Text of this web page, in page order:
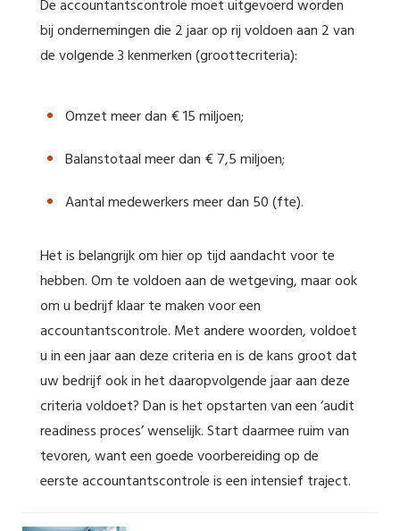
De accountantscontrole moet uitgevoerd worden
bij ondernemingen die 2 jaar op rij voldoen aan 2 van
de volgende 3 kenmerken (groottecriteria):
Omzet meer dan € 15 miljoen;
Balanstotaal meer dan € 7,5 miljoen;
Aantal medewerkers meer dan 50 (fte).
Het is belangrijk om hier op tijd aandacht voor te
hebben. Om te voldoen aan de wetgeving, maar ook
om u bedrijf klaar te maken voor een
accountantscontrole. Met andere woorden, voldoet
u in een jaar aan deze criteria en is de kans groot dat
uw bedrijf ook in het daaropvolgende jaar aan deze
criteria voldoet? Dan is het opstarten van een ‘audit
readiness proces’ wenselijk. Start daarmee ruim van
tevoren, want een goede voorbereiding op de
eerste accountantscontrole is een intensief traject.